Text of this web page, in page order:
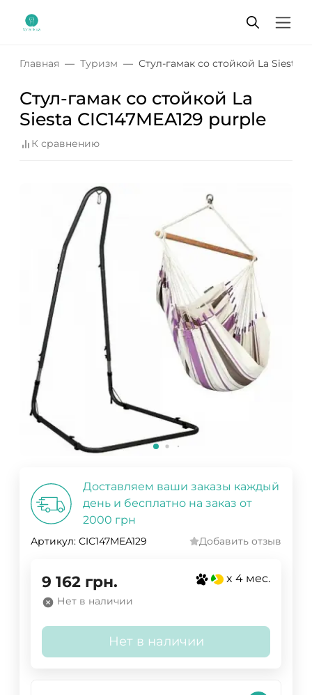
Главная Туризм Стул-гамак со стойкой La Siesta
Стул-гамак со стойкой La
Siesta CIC147MEA129 purple
К сравнению
Доставляем ваши заказы каждый
день и бесплатно на заказ от
2000 грн
Артикул: CIC147MEA129 Добавить отзыв
9 162 грн. x 4 мес.
Нет в наличии
Нет в наличии